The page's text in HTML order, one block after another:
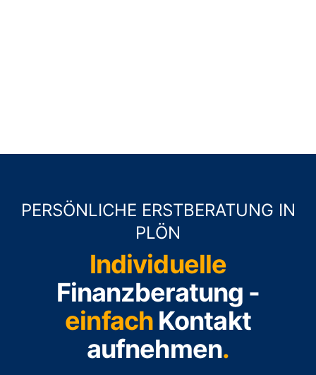
PERSÖNLICHE ERSTBERATUNG IN
PLÖN
Individuelle
Finanzberatung -
einfachKontakt
aufnehmen.